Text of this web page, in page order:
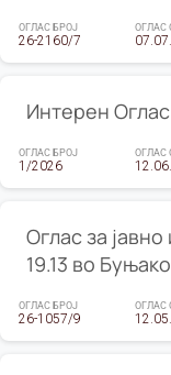
ОГЛАС БРОЈ
26-2160/7
ОГЛАС
Интерен
ОГЛАС БРОЈ
1/2026
ОГЛАС
Оглас за
19.13 во
ОГЛАС БРОЈ
26-1057/9
ОГЛАС